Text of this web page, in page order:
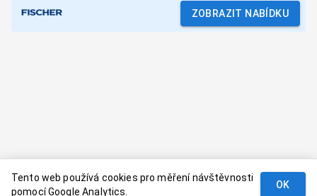
ZOBRAZIT NABÍDKU
Tento web používá cookies pro měření návštěvnosti
pomocí Google Analytics.
OK